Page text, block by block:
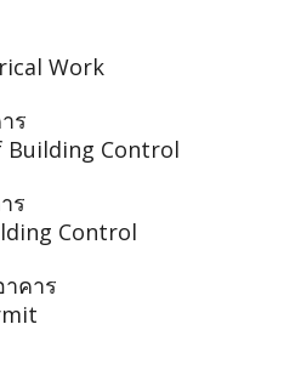
Work
ร
Building Control
ร
Control
คาร